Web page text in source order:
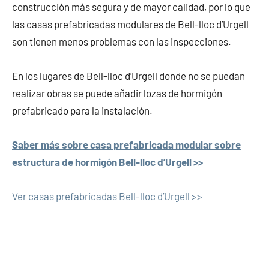
construcción más segura y de mayor calidad, por lo que
las casas prefabricadas modulares de Bell-lloc d’Urgell
son tienen menos problemas con las inspecciones.
En los lugares de Bell-lloc d’Urgell donde no se puedan
realizar obras se puede añadir lozas de hormigón
prefabricado para la instalación.
Saber más sobre casa prefabricada modular sobre
estructura de hormigón Bell-lloc d’Urgell >>
Ver casas prefabricadas Bell-lloc d’Urgell >>